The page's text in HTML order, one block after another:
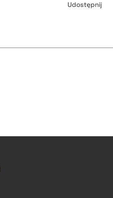
Udostępnij